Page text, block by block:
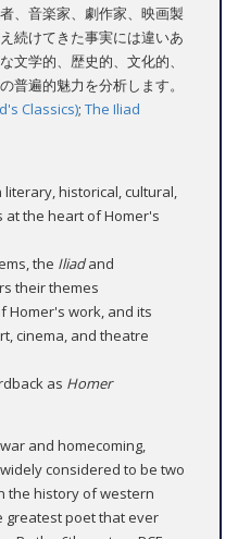
、音楽家、劇作家、映画製
続けてきた事実には違いあ
文学的、歴史的、文化的、
普遍的魅力を分析します。
Classics); The Iliad
historical, cultural,
at the heart of Homer's
the Iliadand
their themes
Homer's work, and its
cinema, and theatre
as Homer
and homecoming,
considered to be two
the history of western
greatest poet that ever